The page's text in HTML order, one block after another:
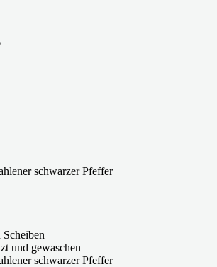
schwarzer Pfeffer
und gewaschen
schwarzer Pfeffer